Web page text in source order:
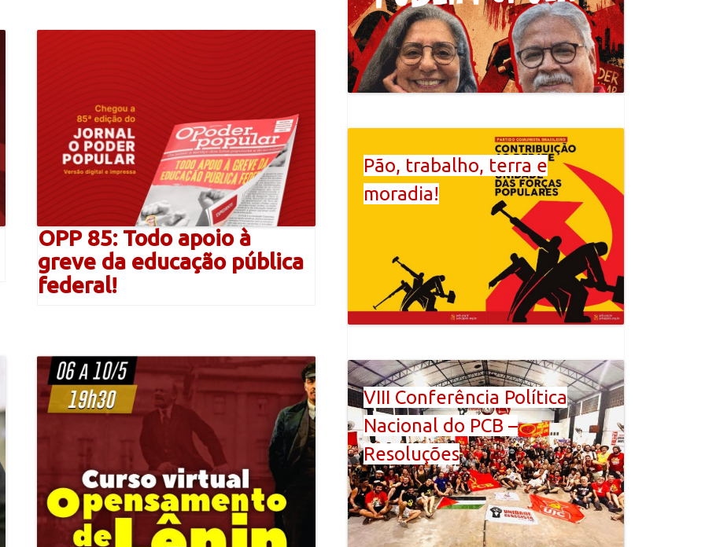
OPP 85: Todo apoio à
greve da educação pública
federal!
Pão, trabalho, terra e
moradia!
VIII Conferência Política
Nacional do PCB –
Resoluções